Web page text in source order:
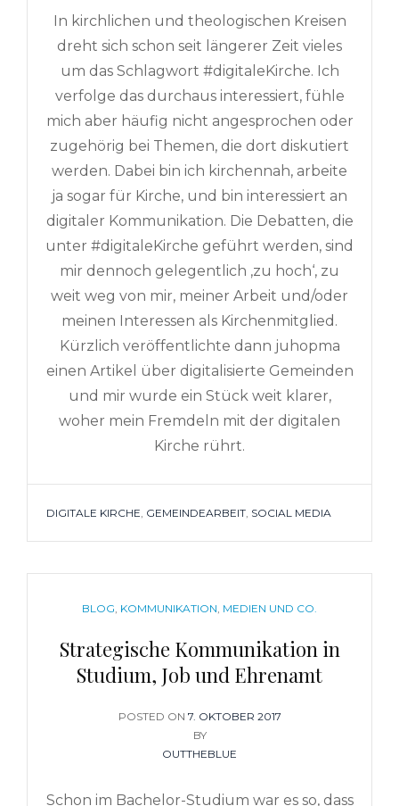
In kirchlichen und theologischen Kreisen
dreht sich schon seit längerer Zeit vieles
um das Schlagwort #digitaleKirche. Ich
verfolge das durchaus interessiert, fühle
mich aber häufig nicht angesprochen oder
zugehörig bei Themen, die dort diskutiert
werden. Dabei bin ich kirchennah, arbeite
ja sogar für Kirche, und bin interessiert an
digitaler Kommunikation. Die Debatten, die
unter #digitaleKirche geführt werden, sind
mir dennoch gelegentlich ‚zu hoch‘, zu
weit weg von mir, meiner Arbeit und/oder
meinen Interessen als Kirchenmitglied.
Kürzlich veröffentlichte dann juhopma
einen Artikel über digitalisierte Gemeinden
und mir wurde ein Stück weit klarer,
woher mein Fremdeln mit der digitalen
Kirche rührt.
TAGS
DIGITALE KIRCHE GEMEINDEARBEIT SOCIAL MEDIA
CATEGORIES
BLOG KOMMUNIKATION MEDIEN UND CO.
Strategische Kommunikation in
Studium, Job und Ehrenamt
POSTED ON POSTED
ON
7. OKTOBER 2017
BY
OUTTHEBLUE
Schon im Bachelor-Studium war es so, dass